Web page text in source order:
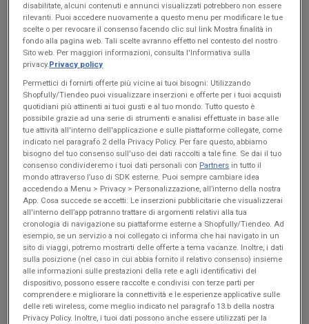
NUOVO
Famila Market
Buon Ferragosto
Scade il 19/08
Sant'Antonio
Abate
Max Supermercati
Buon Ferragosto
Scade il 19/08
Sant'Antonio
Abate
disabilitate, alcuni contenuti e annunci visualizzati potrebbero non essere
rilevanti. Puoi accedere nuovamente a questo menu per modificare le tue
scelte o per revocare il consenso facendo clic sul link Mostra finalità in
fondo alla pagina web. Tali scelte avranno effetto nel contesto del nostro
Sito web. Per maggiori informazioni, consulta l'Informativa sulla
privacy.Privacy policy
Permettici di fornirti offerte più vicine ai tuoi bisogni: Utilizzando
Shopfully/Tiendeo puoi visualizzare inserzioni e offerte per i tuoi acquisti
quotidiani più attinenti ai tuoi gusti e al tuo mondo. Tutto questo è
possibile grazie ad una serie di strumenti e analisi effettuate in base alle
tue attività all'interno dell'applicazione e sulle piattaforme collegate, come
indicato nel paragrafo 2 della Privacy Policy. Per fare questo, abbiamo
bisogno del tuo consenso sull'uso dei dati raccolti a tale fine. Se dai il tuo
consenso condivideremo i tuoi dati personali con Partners in tutto il
mondo attraverso l’uso di SDK esterne. Puoi sempre cambiare idea
accedendo a Menu > Privacy > Personalizzazione, all’interno della nostra
App. Cosa succede se accetti: Le inserzioni pubblicitarie che visualizzerai
all'interno dell’app potranno trattare di argomenti relativi alla tua
cronologia di navigazione su piattaforme esterne a Shopfully/Tiendeo. Ad
esempio, se un servizio a noi collegato ci informa che hai navigato in un
sito di viaggi, potremo mostrarti delle offerte a tema vacanze. Inoltre, i dati
sulla posizione (nel caso in cui abbia fornito il relativo consenso) insieme
alle informazioni sulle prestazioni della rete e agli identificativi del
dispositivo, possono essere raccolte e condivisi con terze parti per
comprendere e migliorare la connettività e le esperienze applicative sulle
delle reti wireless, come meglio indicato nel paragrafo 13.b della nostra
Privacy Policy. Inoltre, i tuoi dati possono anche essere utilizzati per la